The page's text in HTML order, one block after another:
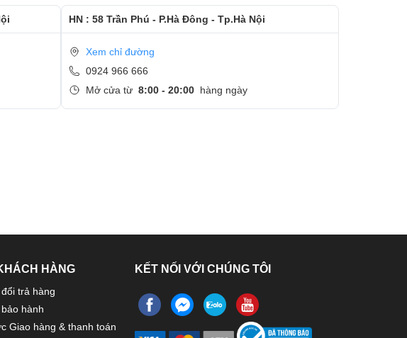
HN : 58 Trần Phú - P.Hà Đông - Tp.Hà Nội
Xem chỉ đường
0924 966 666
Mở cửa từ 8:00 - 20:00 hàng ngày
HÀNG
trả hàng
hành
Giao hàng & thanh toán
KẾT NỐI VỚI CHÚNG TÔI